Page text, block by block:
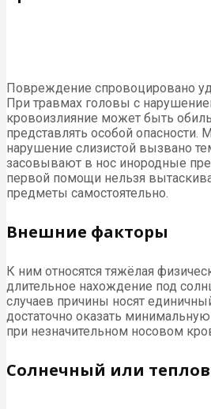
Повреждение спровоцировано
При травмах головы с
кровоизлияние может быть
представлять особой опасности.
нарушение слизистой вызвано
засовывают в нос инородные
первой помощи нельзя
предметы самостоятельно.
Внешние факторы
К ним относятся тяжёлая
длительное нахождение под
случаев причины носят
достаточно оказать
при незначительном носовом
Солнечный или